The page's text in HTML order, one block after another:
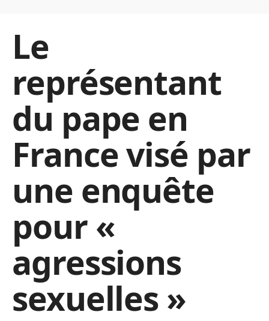
Le
représentant
du pape en
France visé par
une enquête
pour «
agressions
sexuelles »